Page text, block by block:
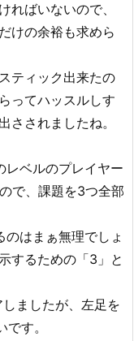
ればいないので、
けの余裕も求めら
ティック出来たの
ってハッスルしす
さされましたね。
レベルのプレイヤー
で、課題を3つ全部
はまぁ無理でしょ
するための「3」と
ましたが、左足を
す。